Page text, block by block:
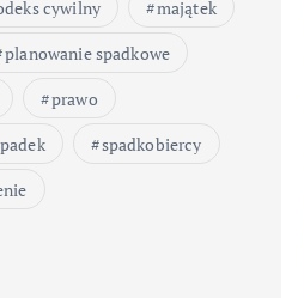
cywilny
majątek
planowanie spadkowe
prawo
spadkobiercy